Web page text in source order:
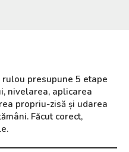
presupune 5 etape
nivelarea, aplicarea
propriu-zisă și udarea
Făcut corect,